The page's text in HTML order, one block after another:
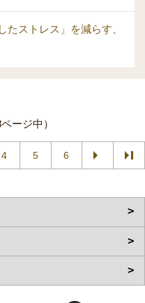
たストレス」を減らす、
ージ中）
4 5 6